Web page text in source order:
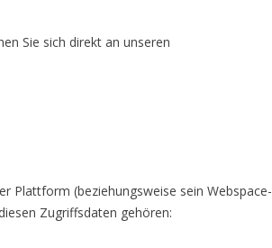
Sie sich direkt an unseren
Plattform (beziehungsweise sein Webspace-
Zugriffsdaten gehören: